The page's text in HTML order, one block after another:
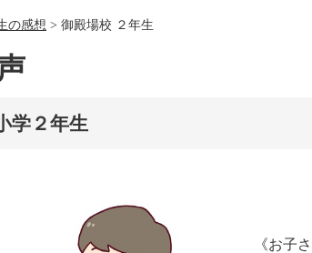
の感想 御殿場校 ２年生
学２年生
《お子